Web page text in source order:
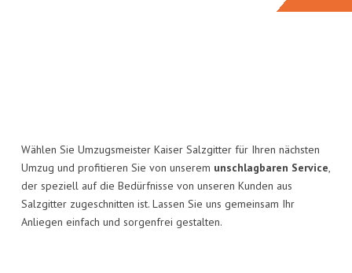
Wählen Sie Umzugsmeister Kaiser Salzgitter für Ihren nächsten
Umzug und profitieren Sie von unserem unschlagbaren Service,
der speziell auf die Bedürfnisse von unseren Kunden aus
Salzgitter zugeschnitten ist. Lassen Sie uns gemeinsam Ihr
Anliegen einfach und sorgenfrei gestalten.